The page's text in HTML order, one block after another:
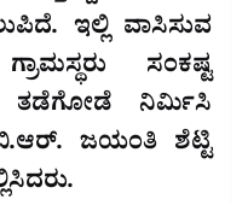
ಇಲ್ಲಿ ವಾಸಿಸುವ
ಸಂಕಷ್ಟ
ತಡೆಗೋಡೆ ನಿರ್ಮಿಸಿ
ಜಯಂತಿ ಶೆಟ್ಟಿ